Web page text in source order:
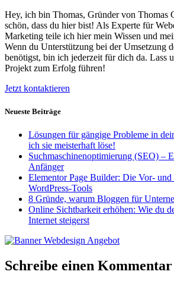
Hey, ich bin Thomas, Gründer von Thomas
schön, dass du hier bist! Als Experte für
Marketing teile ich hier mein Wissen und
Wenn du Unterstützung bei der Umsetzung
benötigst, bin ich jederzeit für dich da. Lass
Projekt zum Erfolg führen!
Jetzt kontaktieren
Neueste Beiträge
Lösungen für gängige Probleme in
ich sie meisterhaft löse!
Suchmaschinenoptimierung (SEO) –
Anfänger
Elementor Page Builder: Die Vor- und
WordPress-Tools
8 Gründe, warum Bloggen für
Online Sichtbarkeit erhöhen: Wie du
Internet steigerst
Schreibe einen Kommentar